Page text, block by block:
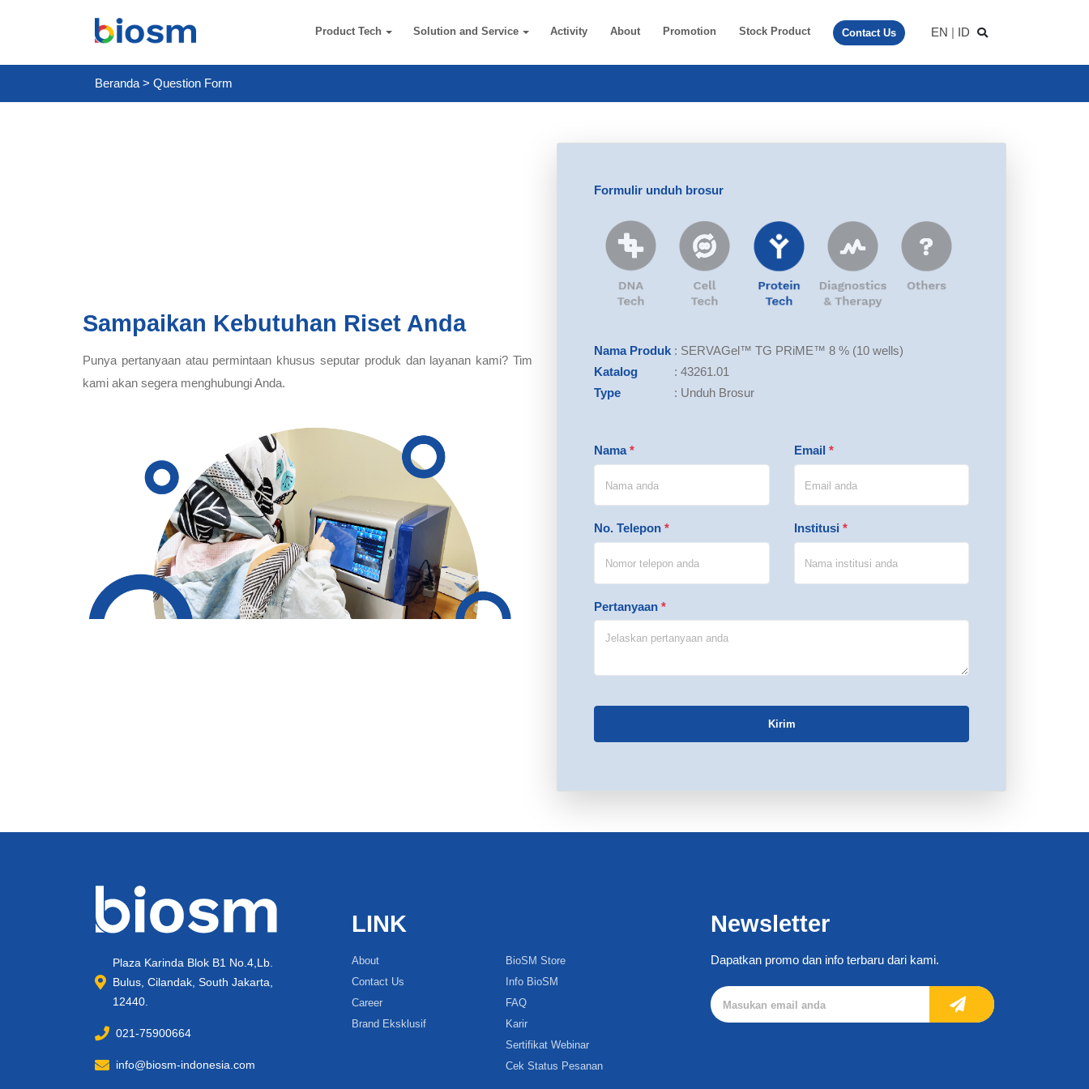
Product Tech Solution and Service Activity About Promotion Stock Product Contact Us EN | ID
Beranda > Question Form
Sampaikan Kebutuhan Riset Anda
Punya pertanyaan atau permintaan khusus seputar produk dan layanan kami? Tim
kami akan segera menghubungi Anda.
Formulir unduh brosur
Nama Produk : SERVAGel™ TG PRiME™ 8 % (10 wells)
Katalog
: 43261.01
Type
: Unduh Brosur
Nama* Email *
No. Telepon * Institusi *
Pertanyaan *
Kirim
Plaza Karinda Blok B1 No.4,Lb.
Bulus, Cilandak, South Jakarta,
12440.
021-75900664
info@biosm-indonesia.com
LINK
About
Contact Us
Career
Brand Eksklusif
BioSM Store
Info BioSM
FAQ
Karir
Sertifikat Webinar
Cek Status Pesanan
Newsletter
Dapatkan promo dan info terbaru dari kami.